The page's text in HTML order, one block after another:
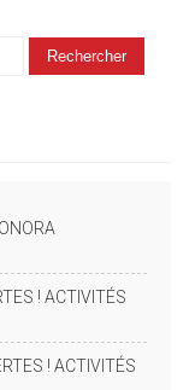
! ACTIVITÉS
! ACTIVITÉS